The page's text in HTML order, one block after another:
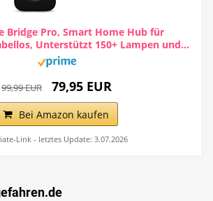
Bridge Pro, Smart Home Hub für
Unterstützt 150+ Lampen und...
99,99 EUR 79,95 EUR
Bei Amazon kaufen
Link - letztes Update: 3.07.2026